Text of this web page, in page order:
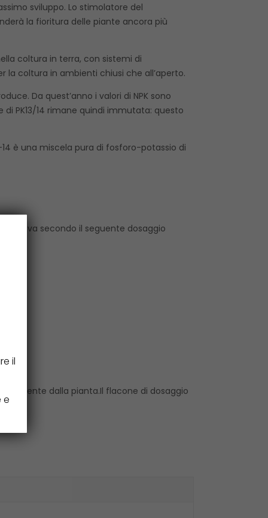
sviluppo. Lo stimolatore del
la fioritura delle piante ancora più
coltura in terra, con sistemi di
la coltura in ambienti chiusi che all’aperto.
Da quest’anno i valori di NPK sono
PK13/14 rimane quindi immutata: questo
è una miscela pura di fosforo-potassio di
secondo il seguente dosaggio
dalla pianta.Il flacone di dosaggio
il
e